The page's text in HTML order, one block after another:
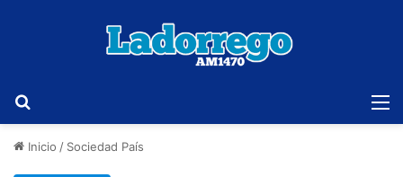
Inicio / Sociedad País